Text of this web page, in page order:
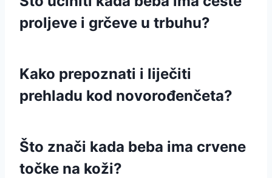
proljeve i grčeve u trbuhu?
Kako prepoznati i liječiti
prehladu kod novorođenčeta?
Što znači kada beba ima crvene
točke na koži?